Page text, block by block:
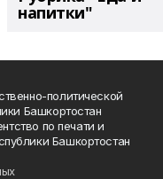
напитки"
политической
Башкортостан
по печати и
Башкортостан